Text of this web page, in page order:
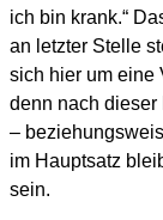
ich bin krank.“
an letzter Stelle
sich hier um eine
denn nach dieser
–
im Hauptsatz
sein.